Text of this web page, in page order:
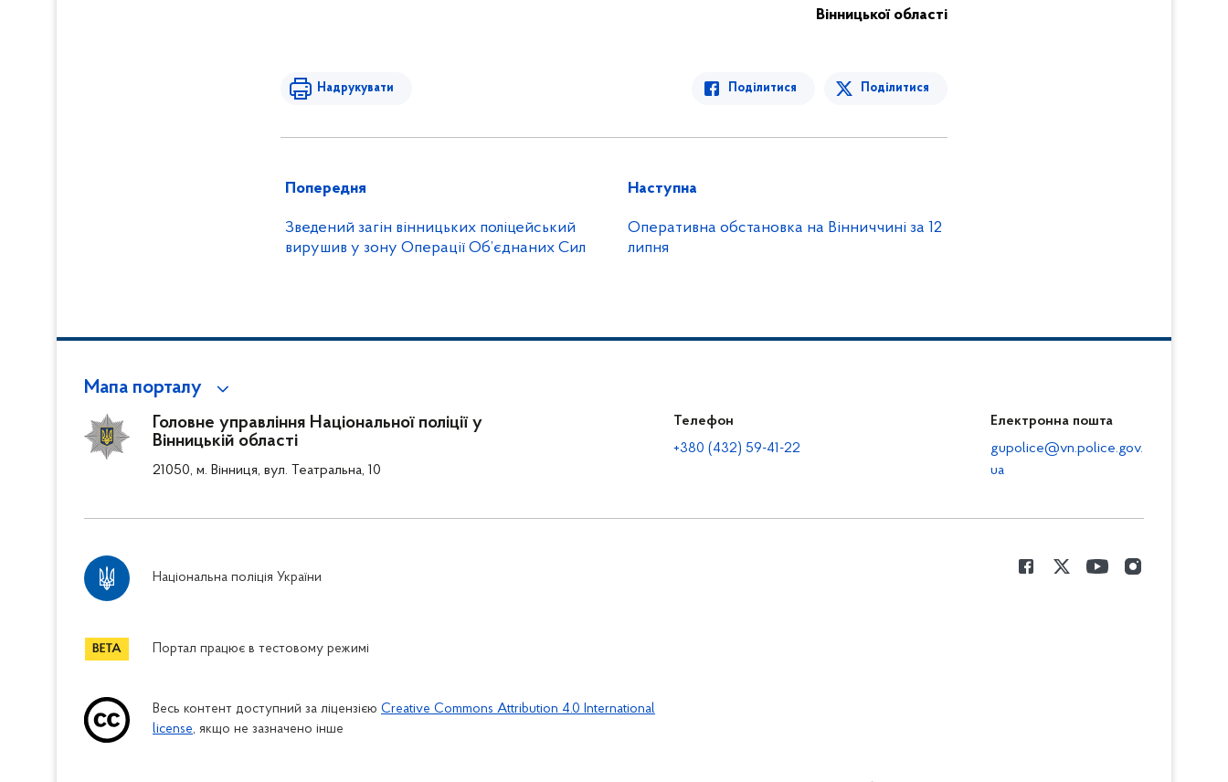
Вінницької області
Надрукувати Поділитися Поділитися
Попередня
Зведений загін вінницьких поліцейський
вирушив у зону Операції Об’єднаних Сил
Наступна
Оперативна обстановка на Вінниччині за 12
липня
Мапа порталу
Головне управління Національної поліції у
Вінницькій області
21050, м. Вінниця, вул. Театральна, 10
Телефон
+380 (432) 59-41-22
Електронна пошта
gupolice@vn.police.gov.
ua
Національна поліція України
Портал працює в тестовому режимі
Весь контент доступний за ліцензією Creative Commons Attribution 4.0 International
license, якщо не зазначено інше